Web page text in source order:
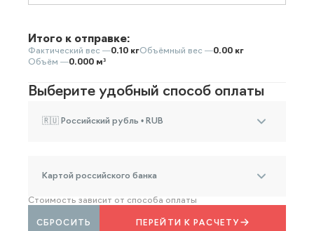
Итого к отправке:
Фактический вес —0.10 кгОбъёмный вес —0.00 кг
Объём —0.000 м³
Выберите удобный способ оплаты
🇷🇺 Российский рубль • RUB
Картой российского банка
Стоимость зависит от способа оплаты
ПЕРЕЙТИ К РАСЧЕТУ
СБРОСИТЬ